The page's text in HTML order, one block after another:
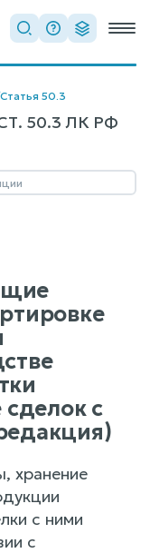
Статья 50.3
50.3 ЛК РФ
с
хранение
с ними
с